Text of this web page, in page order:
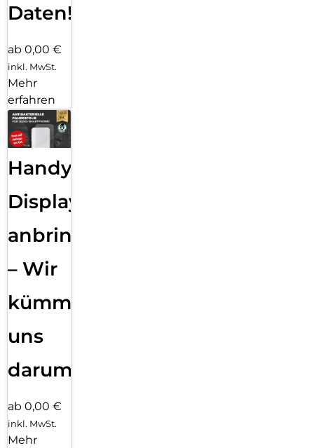
Daten!
ab 0,00 €
inkl. MwSt.
Mehr
erfahren
Handy
Displayfolie
anbringen
– Wir
kümmern
uns
darum!
ab 0,00 €
inkl. MwSt.
Mehr